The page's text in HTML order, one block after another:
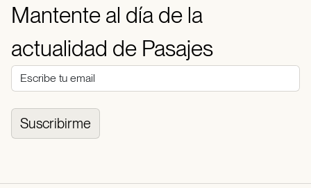
Mantente al día de la
actualidad de Pasajes
Suscribirme